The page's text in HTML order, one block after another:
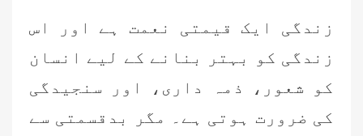
زندگی ایک قیمتی نعمت ہے اور اس
زندگی کو بہتر بنانے کے لیے انسان
کو شعور، ذمہ داری، اور سنجیدگی
کی ضرورت ہوتی ہے۔ مگر بدقسمتی سے